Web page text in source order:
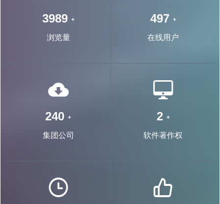
7403 +
浏览量
923 +
在线用户
457 +
集团公司
4 +
软件著作权